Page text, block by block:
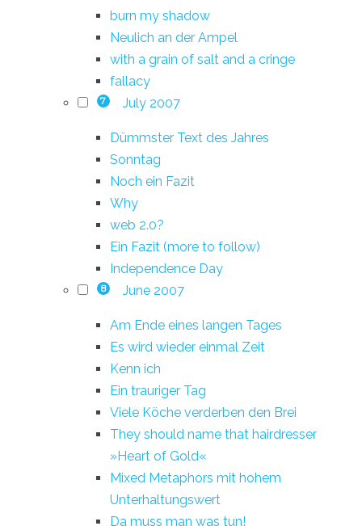
burn my shadow
Neulich an der Ampel
with a grain of salt and a cringe
fallacy
7 July 2007
Dümmster Text des Jahres
Sonntag
Noch ein Fazit
Why
web 2.0?
Ein Fazit (more to follow)
Independence Day
8 June 2007
Am Ende eines langen Tages
Es wird wieder einmal Zeit
Kenn ich
Ein trauriger Tag
Viele Köche verderben den Brei
They should name that hairdresser
»Heart of Gold«
Mixed Metaphors mit hohem
Unterhaltungswert
Da muss man was tun!